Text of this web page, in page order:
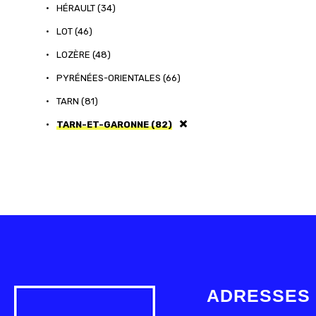
• HÉRAULT (34)
• LOT (46)
• LOZÈRE (48)
• PYRÉNÉES-ORIENTALES (66)
• TARN (81)
• TARN-ET-GARONNE (82)
ADRESSES